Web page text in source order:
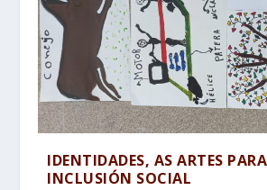
IDENTIDADES, AS ARTES
INCLUSIÓN SOCIAL